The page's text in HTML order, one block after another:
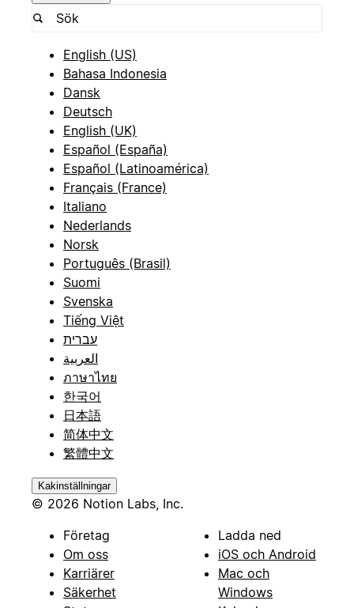
English (US)
Bahasa Indonesia
Dansk
Deutsch
English (UK)
Español (España)
Español (Latinoamérica)
Français (France)
Italiano
Nederlands
Norsk
Português (Brasil)
Suomi
Svenska
Tiếng Việt
עברית
العربية
ภาษาไทย
한국어
日本語
简体中文
繁體中文
Kakinställningar
© 2026 Notion Labs, Inc.
Företag
Om oss
Karriärer
Säkerhet
Ladda ned
iOS och Android
Mac och
Windows